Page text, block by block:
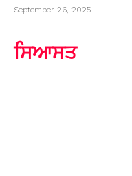
September 26, 2025
ਸਿਆਸਤ